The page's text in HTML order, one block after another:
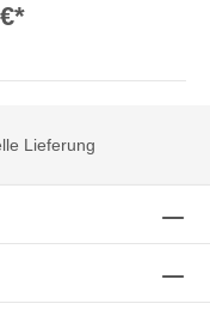
Lieferung